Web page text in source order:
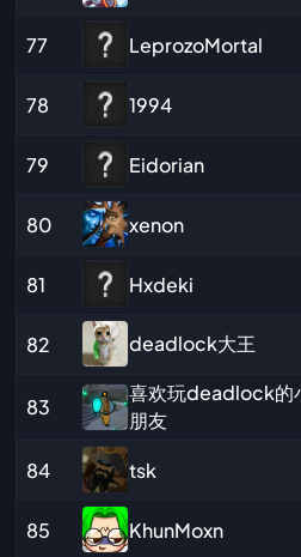
77 LeprozoMortal
78 1994
79 Eidorian
80 xenon
81 Hxdeki
82 deadlock大王
83
喜欢玩deadlock的
朋友
84 tsk
85 KhunMoxn